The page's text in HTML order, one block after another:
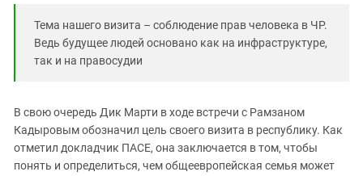
Тема нашего визита – соблюдение прав человека в ЧР.
Ведь будущее людей основано как на инфраструктуре,
так и на правосудии
В свою очередь Дик Марти в ходе встречи с Рамзаном
Кадыровым обозначил цель своего визита в республику. Как
отметил докладчик ПАСЕ, она заключается в том, чтобы
понять и определиться, чем общеевропейская семья может